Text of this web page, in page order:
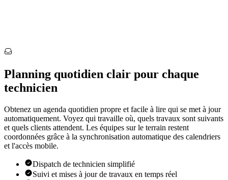
Planning quotidien clair pour chaque
technicien
Obtenez un agenda quotidien propre et facile à lire qui se met à jour
automatiquement. Voyez qui travaille où, quels travaux sont suivants
et quels clients attendent. Les équipes sur le terrain restent
coordonnées grâce à la synchronisation automatique des calendriers
et l'accès mobile.
Dispatch de technicien simplifié
Suivi et mises à jour de travaux en temps réel